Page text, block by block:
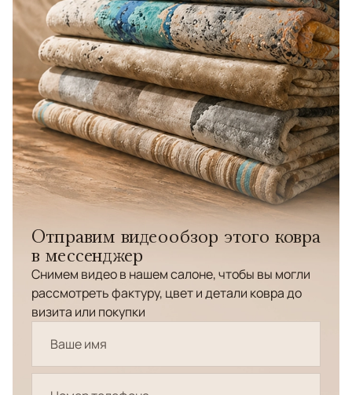
Отправим видеообзор этого ковра
в мессенджер
Снимем видео в нашем салоне, чтобы вы могли
рассмотреть фактуру, цвет и детали ковра до
визита или покупки